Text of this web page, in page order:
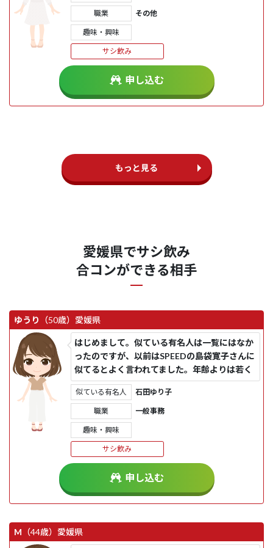
職業 その他
趣味・興味
サシ飲み
申し込む
もっと見る
愛媛県でサシ飲み
合コンができる相手
ゆうり （50歳） 愛媛県
はじめまして。似ている有名人は一覧にはなか
ったのですが、以前はSPEEDの島袋寛子さんに
似てるとよく言われてました。年齢よりは若く
見られたりします。仕事...
似ている有名人 石田ゆり子
職業 一般事務
趣味・興味
サシ飲み
申し込む
M （44歳） 愛媛県